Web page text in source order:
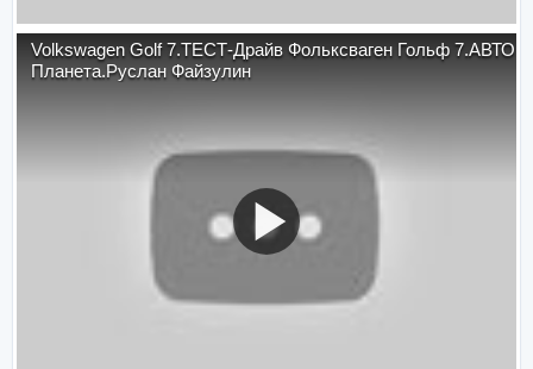
Volkswagen Golf 7.ТЕСТ-Драйв Фольксваген Гольф 7.АВТО
Планета.Руслан Файзулин